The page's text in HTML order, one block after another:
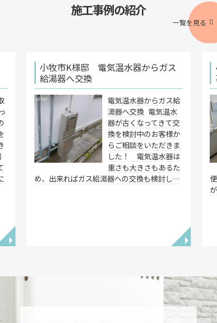
施工事例の紹介
一覧を見る
◥
小牧市K様邸 電気温水器からガス
給湯器へ交換
電気温水器からガス給
湯器へ交換 電気温水
器が古くなってきて交
換を検討中のお客様か
らご相談をいただきま
した！ 電気温水器は
重さも大きさもあるた
め、出来ればガス給湯器への交換も検討し…
◥